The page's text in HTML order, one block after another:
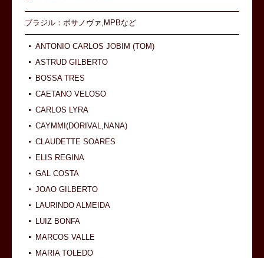
ブラジル：ボサノヴァ,MPBなど
ANTONIO CARLOS JOBIM (TOM)
ASTRUD GILBERTO
BOSSA TRES
CAETANO VELOSO
CARLOS LYRA
CAYMMI(DORIVAL,NANA)
CLAUDETTE SOARES
ELIS REGINA
GAL COSTA
JOAO GILBERTO
LAURINDO ALMEIDA
LUIZ BONFA
MARCOS VALLE
MARIA TOLEDO